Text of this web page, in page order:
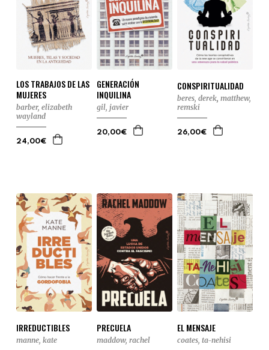
LOS TRABAJOS DE LAS
MUJERES
barber, elizabeth
wayland
24,00€
GENERACIÓN
INQUILINA
gil, javier
20,00€
CONSPIRITUALIDAD
beres, derek, matthew,
remski
26,00€
IRREDUCTIBLES
manne, kate
PRECUELA
maddow, rachel
EL MENSAJE
coates, ta-nehisi